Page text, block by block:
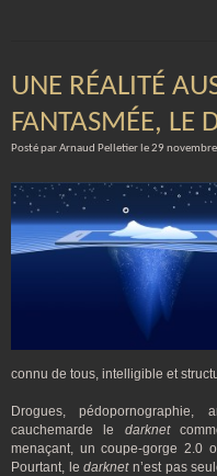
UNE RÉALITÉ
FANTASMÉE, LE
Posté par Arnaud Pelletier le 29
connu de tous, intelligible et
Drogues,
cauchemarde le darknet
menaçant, un coupe-gorge 2.0
Pourtant, ledarknetn’est pas